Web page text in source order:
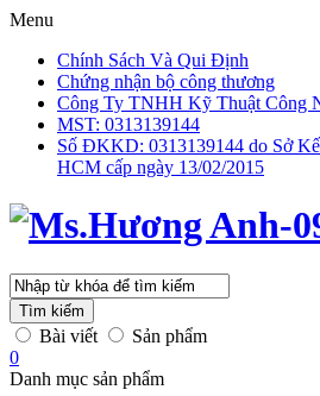
Menu
Chính Sách Và Qui Định
Chứng nhận bộ công thương
Công Ty TNHH Kỹ Thuật Công
MST: 0313139144
Số ĐKKD: 0313139144 do Sở
HCM cấp ngày 13/02/2015
Tìm kiếm
Bài viết
Sản phẩm
0
Danh mục sản phẩm